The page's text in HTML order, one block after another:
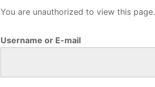
E
n
e
You are unauthorized to view this page.
Username or E-mail